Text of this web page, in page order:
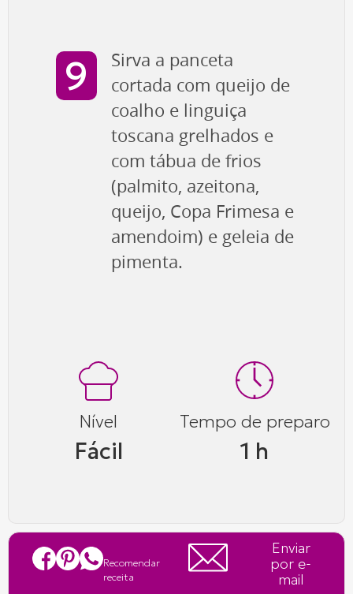
Sirva a panceta
cortada com queijo de
coalho e linguiça
toscana grelhados e
com tábua de frios
(palmito, azeitona,
queijo, Copa Frimesa e
amendoim) e geleia de
pimenta.
Nível
Fácil
Tempo de preparo
1 h
Recomendar
receita
Enviar
por e-
mail